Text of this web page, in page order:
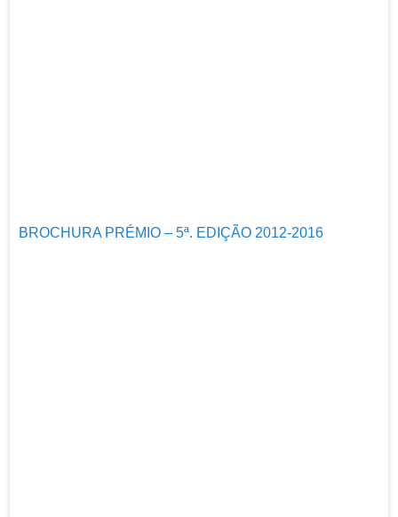
BROCHURA PRÉMIO – 5ª. EDIÇÃO 2012-2016